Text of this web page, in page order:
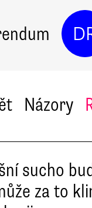
Názory
sucho
za to